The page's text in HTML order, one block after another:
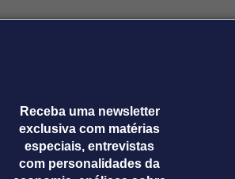
Receba uma newsletter
exclusiva com matérias
especiais, entrevistas
com personalidades da
NotíciasBlogWeekendInstitucional